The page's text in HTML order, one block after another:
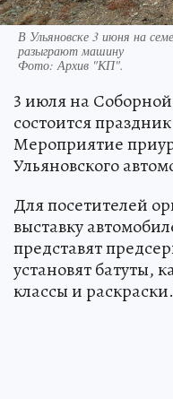
В Ульяновске 3 июня на
разыграют машину
Фото:Архив "КП".
3 июля на
состоится
Мероприятие
Ульяновского
Для посетителей
выставку
представят
установят батуты,
классы и раскраски.